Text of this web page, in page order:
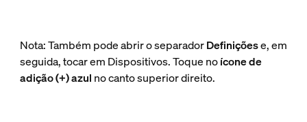
Nota: Também pode abrir o separadorDefiniçõese, em
seguida, tocar em Dispositivos. Toque noícone de
adição (+) azul no canto superior direito.